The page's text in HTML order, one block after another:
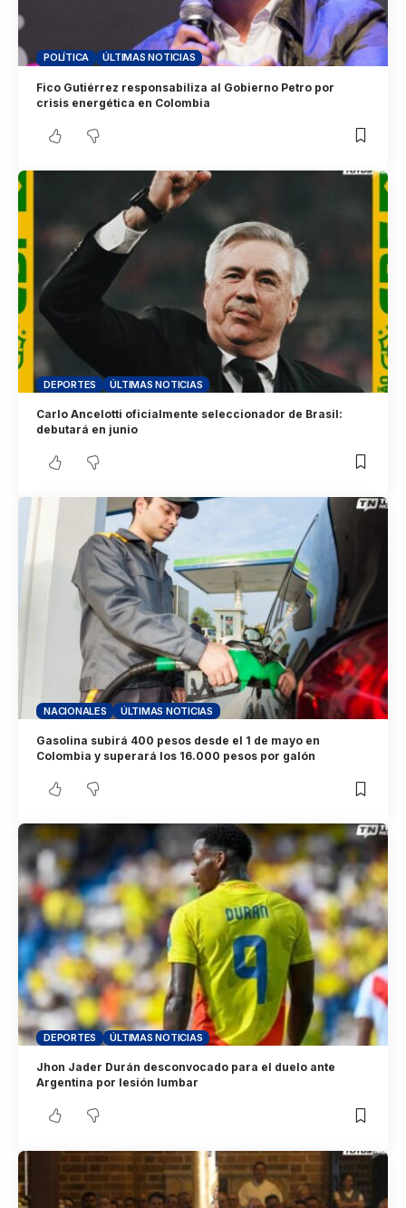
POLÍTICA ÚLTIMAS NOTICIAS
Fico Gutiérrez responsabiliza al Gobierno Petro por
crisis energética en Colombia
DEPORTES ÚLTIMAS NOTICIAS
Carlo Ancelotti oficialmente seleccionador de Brasil:
debutará en junio
NACIONALES ÚLTIMAS NOTICIAS
Gasolina subirá 400 pesos desde el 1 de mayo en
Colombia y superará los 16.000 pesos por galón
DEPORTES ÚLTIMAS NOTICIAS
Jhon Jader Durán desconvocado para el duelo ante
Argentina por lesión lumbar